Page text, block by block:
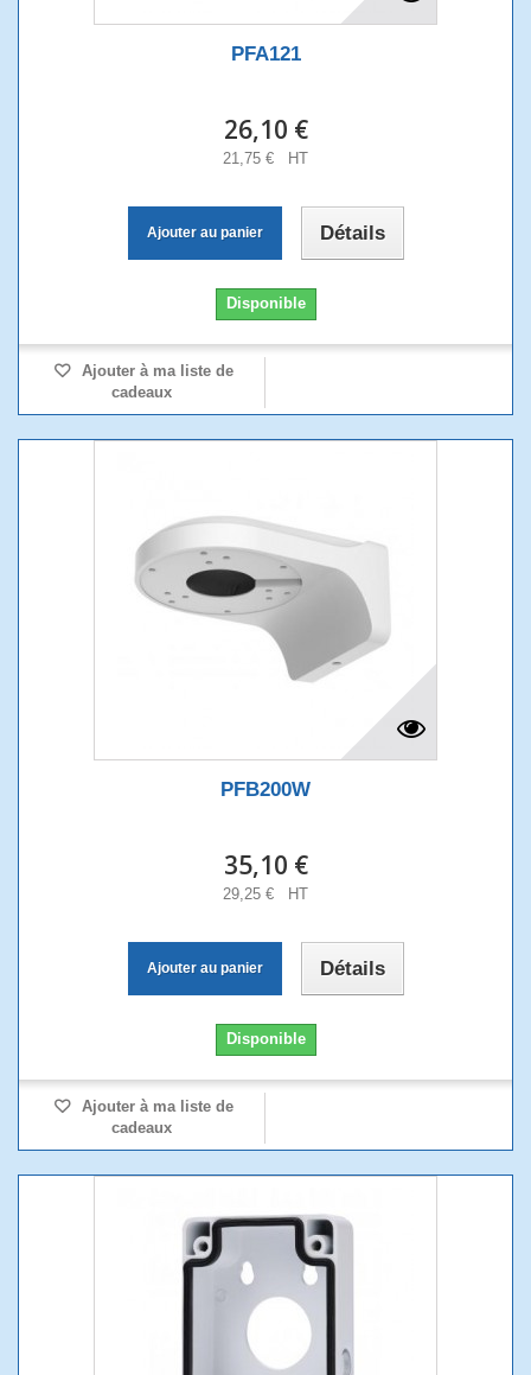
PFA121
26,10 €
21,75 € HT
Ajouter au panier Détails
Disponible
Ajouter à ma liste de
cadeaux
PFB200W
35,10 €
29,25 € HT
Ajouter au panier Détails
Disponible
Ajouter à ma liste de
cadeaux